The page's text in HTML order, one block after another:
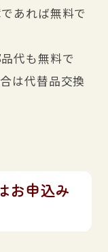
あれば無料で
代も無料で
は代替品交換
お申込み